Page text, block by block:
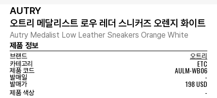
AUTRY
오트리 메달리스트 로우 레더 스니커즈 오렌지 화이트
Autry Medalist Low Leather Sneakers Orange White
제품 정보
브랜드
오트리
카테고리
ETC
제품 코드 AULM-WB06
발매일 -
발매가 198 USD
제품 색상 -